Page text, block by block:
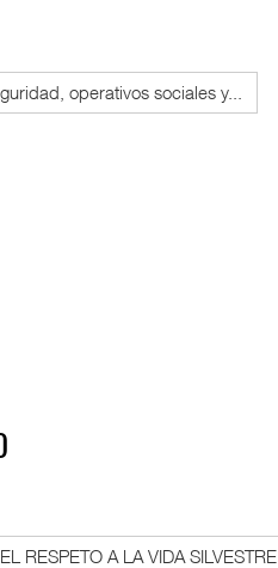
operativos sociales y...
RESPETO A LA VIDA SILVESTRE